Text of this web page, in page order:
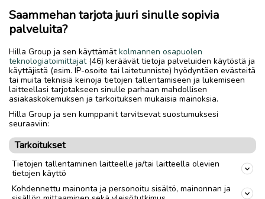
location_onSokoja,Kokkola,Keski-Pohjanmaa
Myydään
🌸 2kpl Rakkausmuumi pussilakanaa ja tyynyliinaa
🌸 150x210cm /50x60cm
🌸 Käytetyt, hyväkuntoiset, puhtaat
Mmm
Toimitus Nouto
link
Saammehan tarjota juuri sinulle sopivia
palveluita?
Hilla Group ja sen käyttämätkolmannen osapuolen
teknologiatoimittajat(46) keräävät tietoja palveluiden käytöstä ja
käyttäjistä (esim. IP-osoite tai laitetunniste) hyödyntäen evästeitä
tai muita teknisiä keinoja tietojen tallentamiseen ja lukemiseen
laitteellasi tarjotakseen sinulle parhaan mahdollisen
asiakaskokemuksen ja tarkoituksen mukaisia mainoksia.
Hilla Group ja sen kumppanit tarvitsevat suostumuksesi
seuraaviin:
Tarkoitukset
Tietojen tallentaminen laitteelle ja/tai laitteella olevien
tietojen käyttö
Kohdennettu mainonta ja personoitu sisältö, mainonnan ja